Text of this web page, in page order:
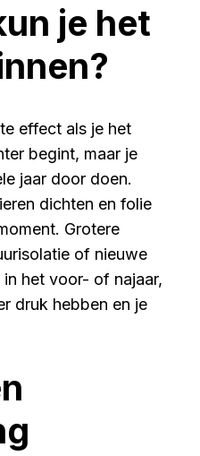
je het
effect als je het
begint, maar je
jaar door doen.
dichten en folie
Grotere
of nieuwe
het voor- of najaar,
druk hebben en je